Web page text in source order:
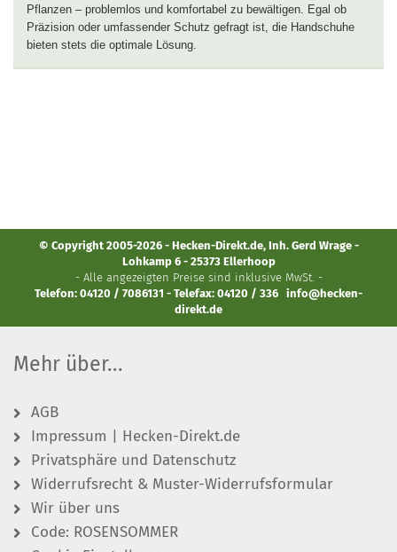
Pflanzen – problemlos und komfortabel zu bewältigen. Egal ob
Präzision oder umfassender Schutz gefragt ist, die Handschuhe
bieten stets die optimale Lösung.
© Copyright 2005-2026 - Hecken-Direkt.de, Inh. Gerd Wrage -
Lohkamp 6 - 25373 Ellerhoop
- Alle angezeigten Preise sind inklusive MwSt. -
Telefon: 04120 / 7086131 - Telefax: 04120 / 336 info@hecken-
direkt.de
Mehr über...
AGB
Impressum | Hecken-Direkt.de
Privatsphäre und Datenschutz
Widerrufsrecht & Muster-Widerrufsformular
Wir über uns
Code: ROSENSOMMER